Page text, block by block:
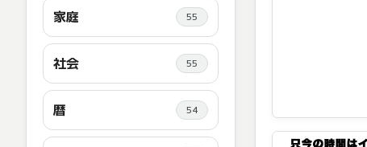
家庭 55
社会 55
暦 54